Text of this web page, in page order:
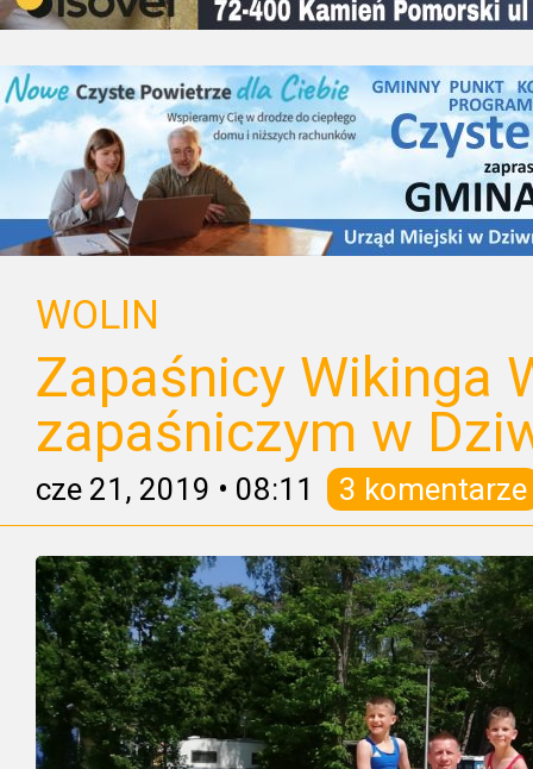
WOLIN
Zapaśnicy Wikinga
zapaśniczym w
cze 21, 2019 • 08:11 3 komentarze